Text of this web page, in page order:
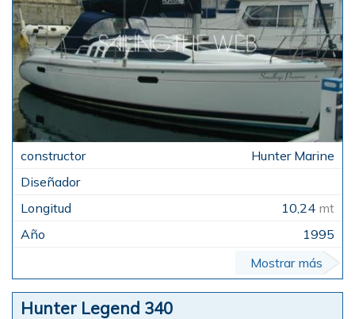
Hunter Marine
10,24 mt
1995
Mostrar más
Hunter Legend 340